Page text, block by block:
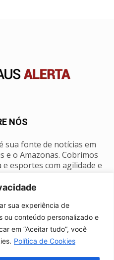
sua experiência de
ou conteúdo personalizado e
em “Aceitar tudo”, você
Política de Cookies
NÓS
sua fonte de notícias em
e o Amazonas. Cobrimos
esportes com agilidade e
NOS